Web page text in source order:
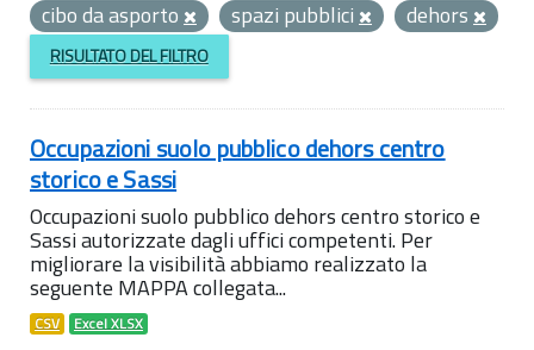
cibo da asporto
spazi pubblici dehors
RISULTATO DEL FILTRO
Occupazioni suolo pubblico dehors centro
storico e Sassi
Occupazioni suolo pubblico dehors centro storico e
Sassi autorizzate dagli uffici competenti. Per
migliorare la visibilità abbiamo realizzato la
seguente MAPPA collegata...
CSV Excel XLSX